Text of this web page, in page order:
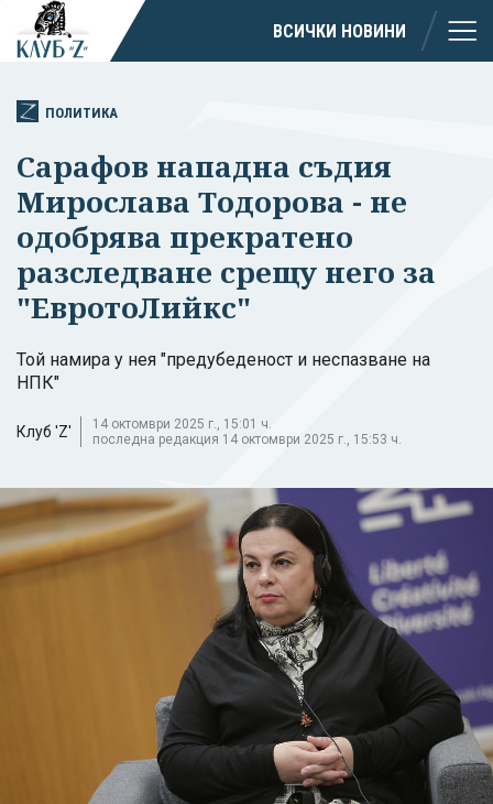
ВСИЧКИ НОВИНИ
ПОЛИТИКА
Сарафов нападна съдия
Мирослава Тодорова - не
одобрява прекратено
разследване срещу него за
"ЕвротоЛийкс"
Той намира у нея "предубеденост и неспазване на
НПК"
Клуб 'Z'
14 октомври 2025 г., 15:01 ч.
последна редакция 14 октомври 2025 г., 15:53 ч.